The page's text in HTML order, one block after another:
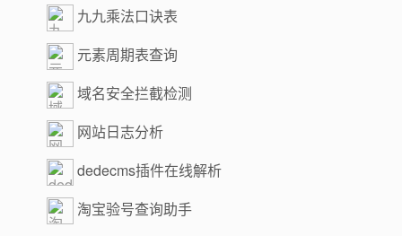
九九乘法口诀表
元素周期表查询
域名安全拦截检测
网站日志分析
dedecms插件在线解析
淘宝验号查询助手